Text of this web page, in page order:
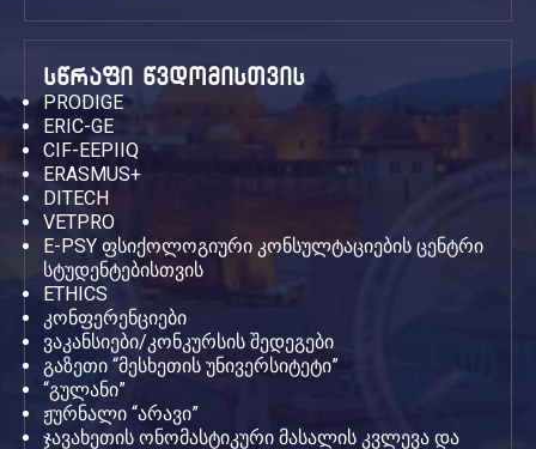
სწრაფი წვდომისთვის
PRODIGE
ERIC-GE
CIF-EEPIIQ
ERASMUS+
DITECH
VETPRO
E-PSY ფსიქოლოგიური კონსულტაციების ცენტრი
სტუდენტებისთვის
ETHICS
კონფერენციები
ვაკანსიები/კონკურსის შედეგები
გაზეთი “მესხეთის უნივერსიტეტი”
“გულანი”
ჟურნალი “არავი”
ჯავახეთის ონომასტიკური მასალის კვლევა და